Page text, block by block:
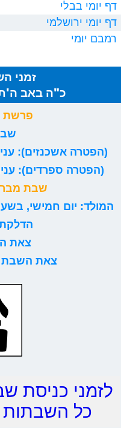
דף יומי בבלי
דף יומי ירושלמי
רמבם יומי
זמני
כ"ה באב ה'תשפ"ו
פרשת
(הפטרה אשכנזים):
(הפטרה ספרדים):
שבת
המולד: יום חמישי, בשעה 8 בבוקר, 15 דקות ו0
הדלקת
צאת
צאת השבת
לזמני כניסת
כל השבתות